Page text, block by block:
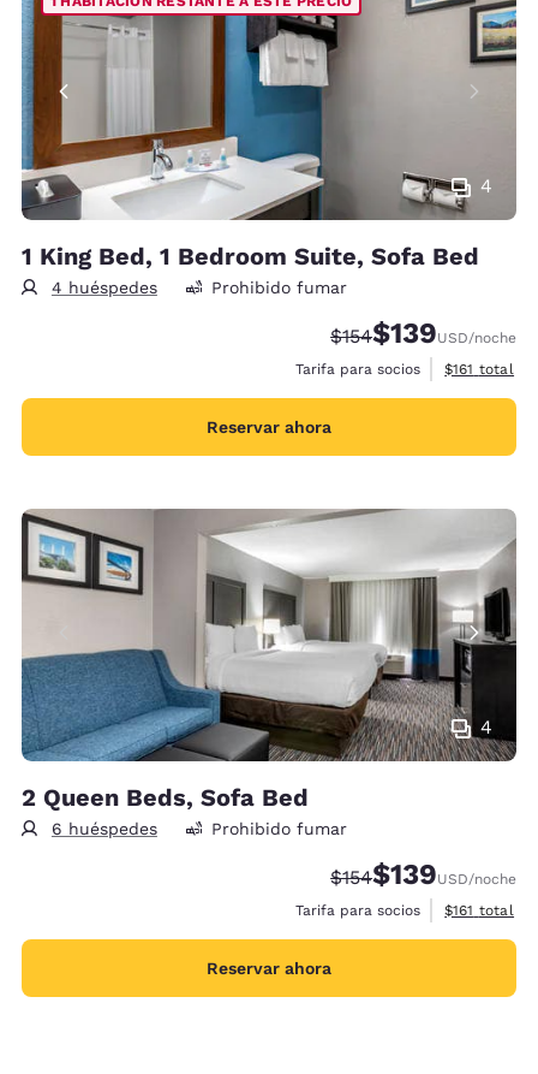
4
1 King Bed, 1 Bedroom Suite, Sofa Bed
4 huéspedes Prohibido fumar
Precio tachado:
$154Precio con
$139USD/noche
Tarifa para socios
Ver detalles
$161 total
Reservar ahora
4
2 Queen Beds, Sofa Bed
6 huéspedes Prohibido fumar
Precio tachado:
$154Precio con
$139USD/noche
Tarifa para socios
Ver detalles
$161 total
Reservar ahora